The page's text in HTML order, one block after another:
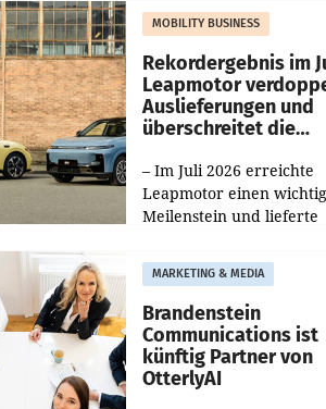
Die beiden Standorte
Haag sowie im rund
MOBILITY BUSINESS
Rekordergebnis im
Leapmotor
Auslieferungen und
überschreitet die
– Im Juli 2026 erreichte
Leapmotor einen
Meilenstein und lieferte
aus, womit sich das
gegenüber Juli 2025
verdoppelte (+102
MARKETING & MEDIA
Brandenstein
Communications ist
künftig Partner von
OtterlyAI